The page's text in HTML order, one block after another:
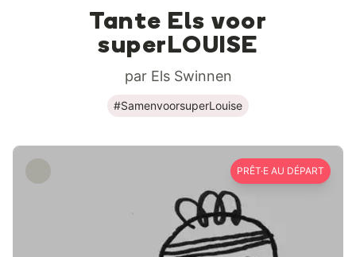
Tante Els voor
superLOUISE
par Els Swinnen
#SamenvoorsuperLouise
PRÊT·E AU DÉPART